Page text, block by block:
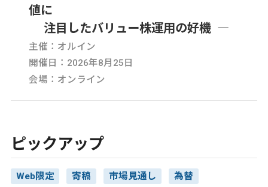
値に
注目したバリュー株運用の好機 ―
主催：オルイン
開催日：2026年8月25日
会場：オンライン
ピックアップ
Web限定 寄稿 市場見通し 為替